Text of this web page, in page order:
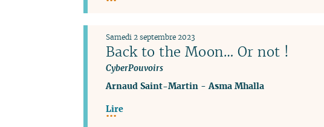
Back to the Moon… Or not !
CyberPouvoirs
Samedi 2 septembre 2023
Arnaud Saint-Martin - Asma Mhalla
Lire